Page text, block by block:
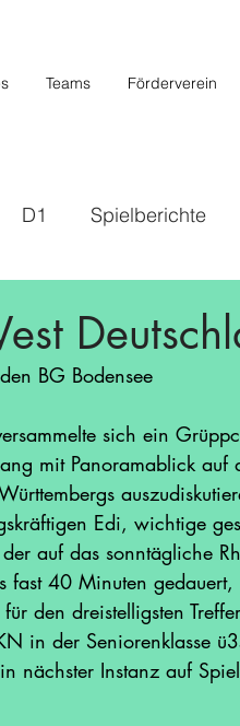
Teams Förderverein
D1 Spielberichte
24 U14 II
BG Bodensee
sich ein
mit Panoramablick auf
Edi, wichtige
auf das sonntägliche
fast 40 Minuten
den dreistelligsten
in der Seniorenklasse
nächster Instanz auf